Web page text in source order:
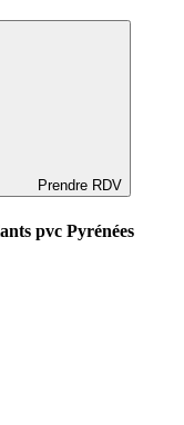
Prendre RDV
pvc Pyrénées